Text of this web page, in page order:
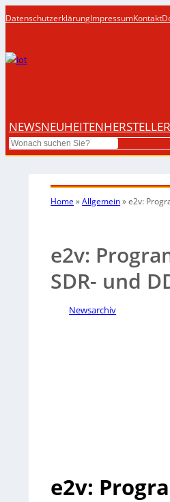
DatenschutzerklärungImpressumKontakt
NEWSNEUHEITENHERSTELLER
Search
Home »Allgemein»e2v:
e2v:
SDR- und
Newsarchiv
e2v: